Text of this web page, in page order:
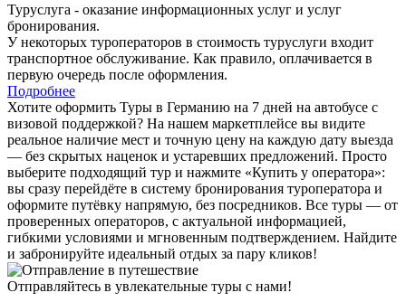
Туруслуга - оказание информационных услуг и услуг
бронирования.
У некоторых туроператоров в стоимость туруслуги входит
транспортное обслуживание. Как правило, оплачивается в
первую очередь после оформления.
Подробнее
Хотите оформить Туры в Германию на 7 дней на автобусе с
визовой поддержкой? На нашем маркетплейсе вы видите
реальное наличие мест и точную цену на каждую дату выезда
— без скрытых наценок и устаревших предложений. Просто
выберите подходящий тур и нажмите «Купить у оператора»:
вы сразу перейдёте в систему бронирования туроператора и
оформите путёвку напрямую, без посредников. Все туры — от
проверенных операторов, с актуальной информацией,
гибкими условиями и мгновенным подтверждением. Найдите
и забронируйте идеальный отдых за пару кликов!
Отправляйтесь в увлекательные туры с нами!